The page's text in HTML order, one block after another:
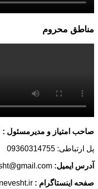
مناطق محروم
صاحب امتیاز و مدیرمسئول :
پل ارتباطی: 09360314755
آدرس ایمیل:
صفحه اینستاگرام :